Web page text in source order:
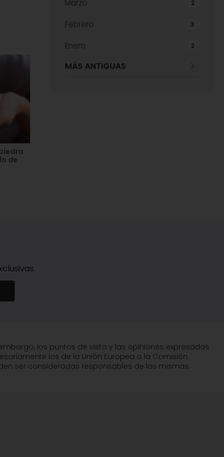
de
Marzo 2
Febrero 3
Enero 2
MÁS ANTIGUAS
los puntos de vista y las opiniones expresadas
los de la Unión Europea o la Comisión
ser consideradas responsables de las mismas.